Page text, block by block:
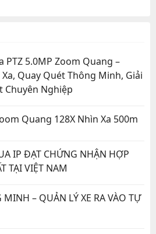
PTZ 5.0MP Zoom Quang –
Xa, Quay Quét Thông Minh, Giải
Chuyên Nghiệp
Quang 128X Nhìn Xa 500m
IP ĐẠT CHỨNG NHẬN HỢP
TẠI VIỆT NAM
MINH – QUẢN LÝ XE RA VÀO TỰ